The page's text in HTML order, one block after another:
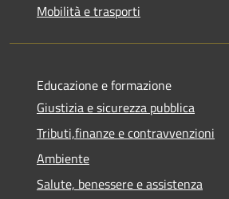
Mobilità e trasporti
Educazione e formazione
Giustizia e sicurezza pubblica
Tributi,finanze e contravvenzioni
Ambiente
Salute, benessere e assistenza